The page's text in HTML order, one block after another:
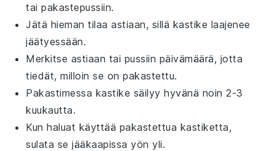
tai pakastepussiin.
Jätä hieman tilaa astiaan, sillä kastike laajenee
jäätyessään.
Merkitse astiaan tai pussiin päivämäärä, jotta
tiedät, milloin se on pakastettu.
Pakastimessa kastike säilyy hyvänä noin 2-3
kuukautta.
Kun haluat käyttää pakastettua kastiketta,
sulata se jääkaapissa yön yli.